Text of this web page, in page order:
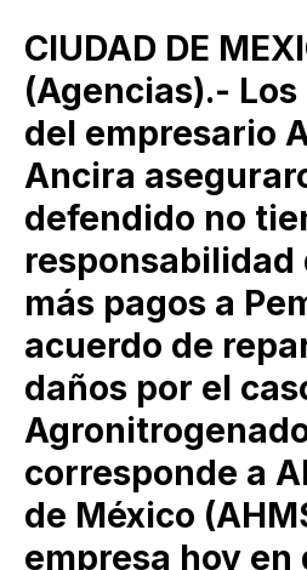
CIUDAD DE
(Agencias).-
del empresario
Ancira
defendido no
responsabilidad
más pagos a
acuerdo de
daños por el
corresponde a
de México
empresa hoy en